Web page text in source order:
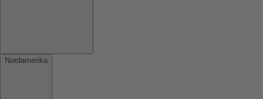
Nordamerika